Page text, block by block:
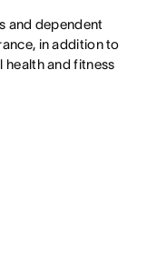
and dependent
in addition to
health and fitness